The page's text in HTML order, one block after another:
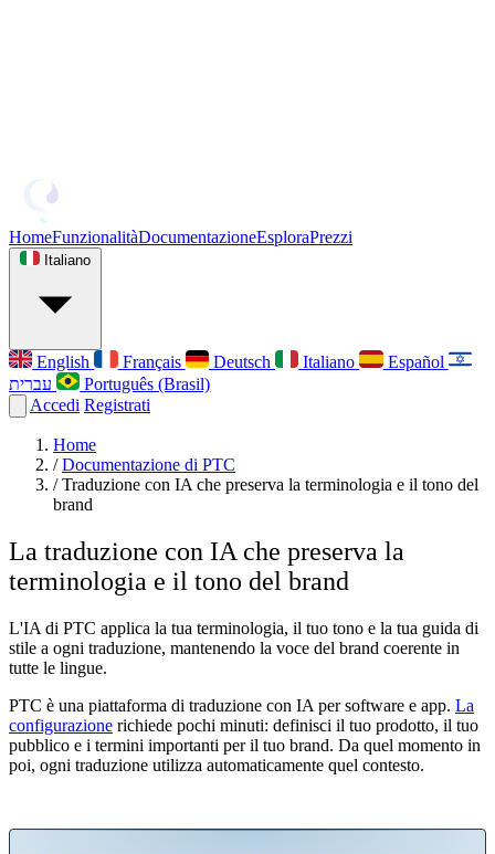
HomeFunzionalitàDocumentazioneEsploraPrezzi
Italiano
English Français Deutsch Italiano
Español
Português (Brasil)
Accedi Registrati
Home
/ Documentazione di PTC
/ Traduzione con IA che preserva la terminologia e il tono del
brand
La traduzione con IA che preserva la
terminologia e il tono del brand
L'IA di PTC applica la tua terminologia, il tuo tono e la tua guida di
stile a ogni traduzione, mantenendo la voce del brand coerente in
tutte le lingue.
PTC è una piattaforma di traduzione con IA per software e app. La
configurazione richiede pochi minuti: definisci il tuo prodotto, il tuo
pubblico e i termini importanti per il tuo brand. Da quel momento in
poi, ogni traduzione utilizza automaticamente quel contesto.